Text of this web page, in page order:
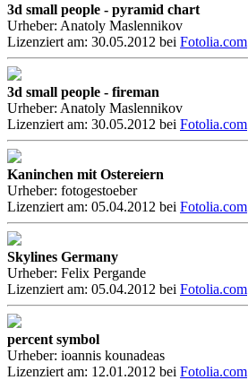
3d small people - pyramid chart
Urheber: Anatoly Maslennikov
Lizenziert am: 30.05.2012 bei Fotolia.com
3d small people - fireman
Urheber: Anatoly Maslennikov
Lizenziert am: 30.05.2012 bei Fotolia.com
Kaninchen mit Ostereiern
Urheber: fotogestoeber
Lizenziert am: 05.04.2012 bei Fotolia.com
Skylines Germany
Urheber: Felix Pergande
Lizenziert am: 05.04.2012 bei Fotolia.com
percent symbol
Urheber: ioannis kounadeas
Lizenziert am: 12.01.2012 bei Fotolia.com